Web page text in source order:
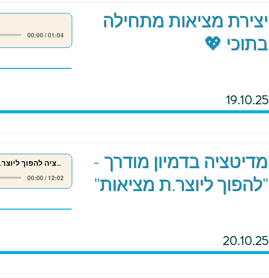
00:00 / 01:04
יצירת מציאות מתחילה
בתוכי 💖
19.10.25
מדיטציה להפוך ליוצר.ת מציאות
00:00 / 12:02
מדיטציה בדמיון מודרך -
"להפוך ליוצר.ת מציאות"
20.10.25